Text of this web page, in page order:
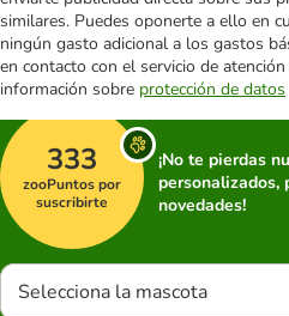
similares. Puedes oponerte a ello en
ningún gasto adicional a los gastos
en contacto con el servicio de
información sobre protección de datos
333
zooPuntos por
suscribirte
¡No te pierdas
personalizados,
novedades!
Selecciona la mascota